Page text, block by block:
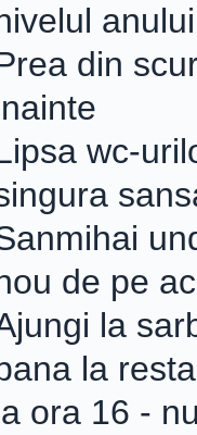
din
wc-
de pe
la
la
ora 16 -